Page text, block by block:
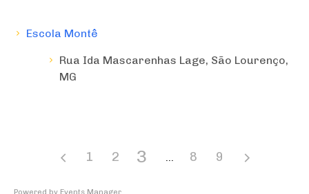
Escola Montê
Rua Ida Mascarenhas Lage, São Lourenço,
MG
1 2 3 8 9